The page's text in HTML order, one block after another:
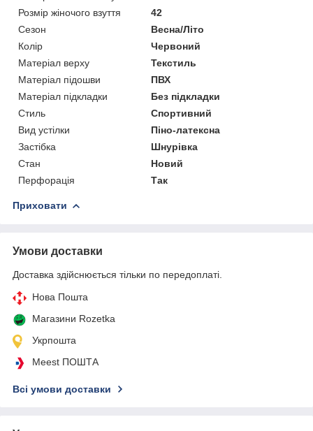
Розмір жіночого взуття
42
Сезон
Весна/Літо
Колір
Червоний
Матеріал верху
Текстиль
Матеріал підошви
ПВХ
Матеріал підкладки
Без підкладки
Стиль
Спортивний
Вид устілки
Піно-латексна
Застібка
Шнурівка
Стан
Новий
Перфорація
Так
Приховати
Умови доставки
Доставка здійснюється тільки по передоплаті.
Нова Пошта
Магазини Rozetka
Укрпошта
Meest ПОШТА
Всі умови доставки